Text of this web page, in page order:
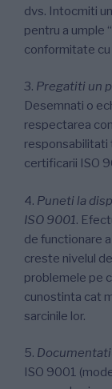
dvs. Intocmiti
pentru a umple
conformitate
3. Pregatiti un
Desemnati o
respectarea
responsabilitati
certificarii ISO
4. Puneti la
ISO 9001.
de functionare
creste nivelul
problemele pe
cunostinta cat
sarcinile lor.
5.
ISO 9001